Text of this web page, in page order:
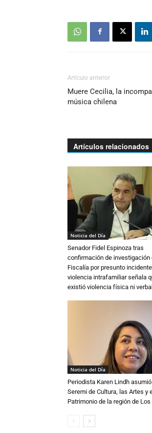
Artículo anterior
Muere Cecilia, la
música chilena
Artículos relacionados
Noticia del Día
Senador Fidel Espinoza tras
confirmación de investigación
Fiscalía por presunto
violencia intrafamiliar señala
existió violencia física ni
Noticia del Día
Periodista Karen Lindh
Seremi de Cultura, las Artes y
Patrimonio de la región de Los